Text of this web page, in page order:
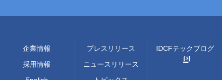
企業情報
採用情報
プレスリリース
ニュースリリース
IDCFテックブログ